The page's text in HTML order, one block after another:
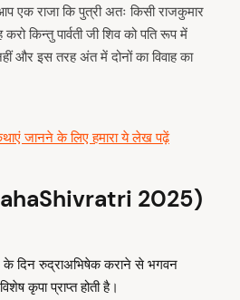
एक राजा कि पुत्री अतः किसी राजकुमार
किन्तु पार्वती जी शिव को पति रूप में
और इस तरह अंत में दोनों का विवाह का
जानने के लिए हमारा ये लेख पढ़ें
2025)
के दिन रुद्राअभिषेक कराने से भगवन
कृपा प्राप्त होती है।